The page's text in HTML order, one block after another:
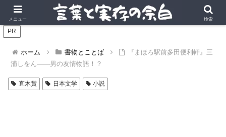
言葉の風景に、実存の深みを。
PR
ホーム 書物とことば
『まほろ駅前多田便利軒』三
浦しをん――男の友情物語！？
直木賞 日本文学 小説
メニュー 検索